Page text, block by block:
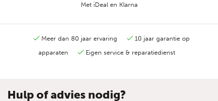
Met iDeal en Klarna
Meer dan 80 jaar ervaring
10 jaar garantie op
apparaten
Eigen service & reparatiedienst
Hulp of advies nodig?